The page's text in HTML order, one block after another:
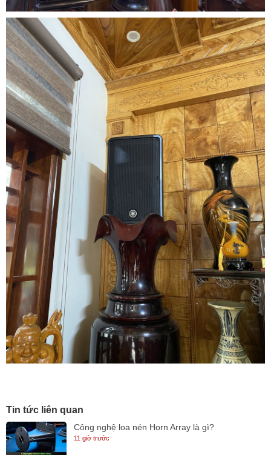
Tin tức liên quan
Công nghệ loa nén Horn Array là gì?
11 giờ trước